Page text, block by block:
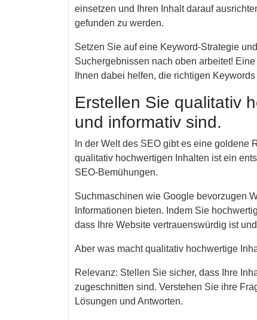
einsetzen und Ihren Inhalt darauf
gefunden zu werden.
Setzen Sie auf eine Keyword-Strategie
Suchergebnissen nach oben arbeitet!
Ihnen dabei helfen, die richtigen
Erstellen Sie qualitativ
und informativ sind.
In der Welt des SEO gibt es eine goldene
qualitativ hochwertigen Inhalten ist ein
SEO-Bemühungen.
Suchmaschinen wie Google bevorzugen
Informationen bieten. Indem Sie
dass Ihre Website vertrauenswürdig ist
Aber was macht qualitativ hochwertige
Relevanz: Stellen Sie sicher, dass Ihre
zugeschnitten sind. Verstehen Sie ihre
Lösungen und Antworten.